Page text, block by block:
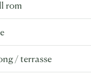
rom
/ terrasse